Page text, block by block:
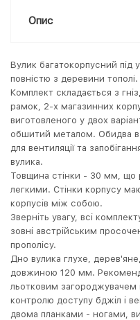
Опис
Вулик багатокорпусний під
повністю з деревини тополі.
Комплект складається з
рамок, 2-х магазинних
виготовленого у двох
обшитий металом. Обидва
для вентиляції та
вулика.
Товщина стінки - 30 мм, що
легкими. Стінки корпусу
корпусів між собою.
Зверніть увагу, всі
зовні австрійським
прополісу.
Дно вулика глухе,
довжиною 120 мм.
льотковим загороджувачем
контролю доступу бджіл і
двома планками - ногами,